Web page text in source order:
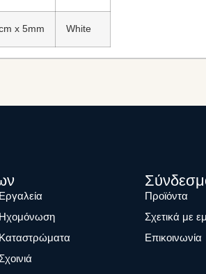
x 5mm White
Eργαλεία
Ηχομόνωση
Καταστρώματα
Σχοινιά
Προϊόντα
Σχετικά με
Επικοινωνία